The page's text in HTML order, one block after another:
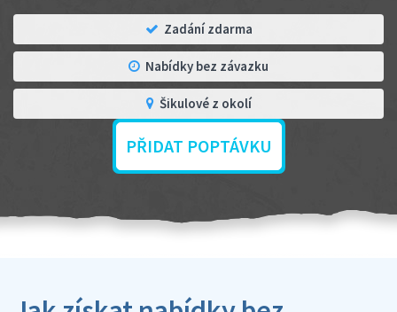
Zadání zdarma
Nabídky bez závazku
Šikulové z okolí
PŘIDAT POPTÁVKU